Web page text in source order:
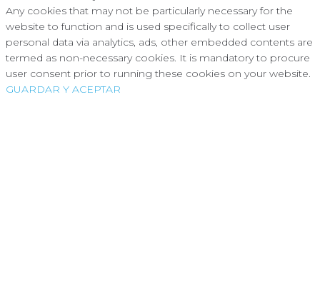
Any cookies that may not be particularly necessary for the
website to function and is used specifically to collect user
personal data via analytics, ads, other embedded contents are
termed as non-necessary cookies. It is mandatory to procure
user consent prior to running these cookies on your website.
GUARDAR Y ACEPTAR